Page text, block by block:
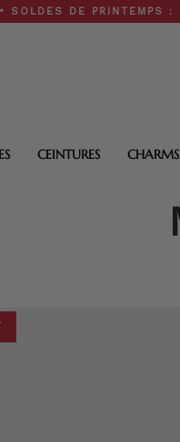
PRINTEMPS : 30 À
CEINTURES CHARMS